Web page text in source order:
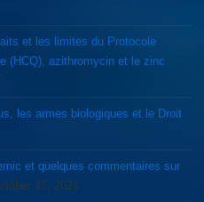
et les limites du Protocole
(HCQ), azithromycin et le zinc
les armes biologiques et le Droit
et quelques commentaires sur
17, 2021